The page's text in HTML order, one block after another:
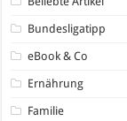
Bundesligatipp
eBook & Co
Ernährung
Familie